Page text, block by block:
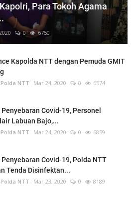
Para Tokoh Agama
0 6750
Kapolda NTT dengan Pemuda GMIT
NTT Mar 24, 2020 0 6574
Covid-19, Personel
Labuan Bajo,...
NTT Mar 24, 2020 0 6859
Penyebaran Covid-19, Polda NTT
Tenda Disinfektan...
NTT Mar 23, 2020 0 8189